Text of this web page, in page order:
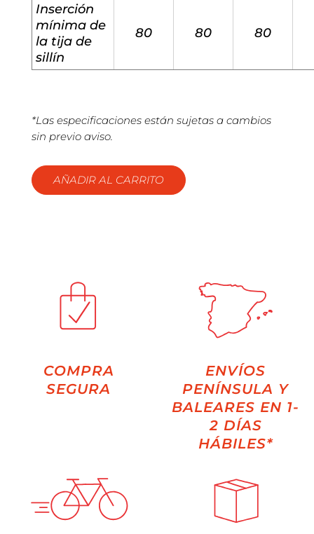
Inserción
mínima de
la tija de
sillín
80 80 80
*Las especificaciones están sujetas a cambios
sin previo aviso.
AÑADIR AL CARRITO
COMPRA
SEGURA
ENVÍOS
PENÍNSULA Y
BALEARES EN 1-
2 DÍAS
HÁBILES*